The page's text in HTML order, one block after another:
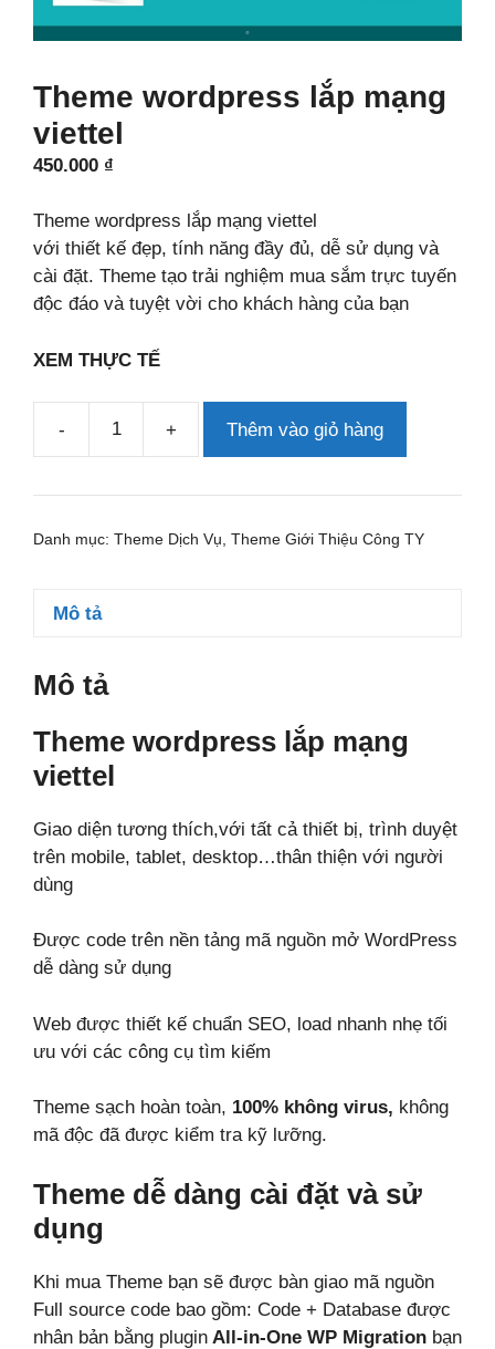
Theme wordpress lắp mạng
viettel
450.000 ₫
Theme wordpress lắp mạng viettel
với thiết kế đẹp, tính năng đầy đủ, dễ sử dụng và
cài đặt. Theme tạo trải nghiệm mua sắm trực tuyến
độc đáo và tuyệt vời cho khách hàng của bạn
XEM THỰC TẾ
-
Theme
lắp
viettel
+ Thêm vào giỏ hàng
Danh mục: Theme Dịch Vụ, Theme Giới Thiệu Công TY
Mô tả
Mô tả
Theme wordpress lắp mạng
viettel
Giao diện tương thích,với tất cả thiết bị, trình duyệt
trên mobile, tablet, desktop…thân thiện với người
dùng
Được code trên nền tảng mã nguồn mở WordPress
dễ dàng sử dụng
Web được thiết kế chuẩn SEO, load nhanh nhẹ tối
ưu với các công cụ tìm kiếm
Theme sạch hoàn toàn, 100% không virus, không
mã độc đã được kiểm tra kỹ lưỡng.
Theme dễ dàng cài đặt và sử
dụng
Khi mua Theme bạn sẽ được bàn giao mã nguồn
Full source code bao gồm: Code + Database được
nhân bản bằng plugin All-in-One WP Migration bạn